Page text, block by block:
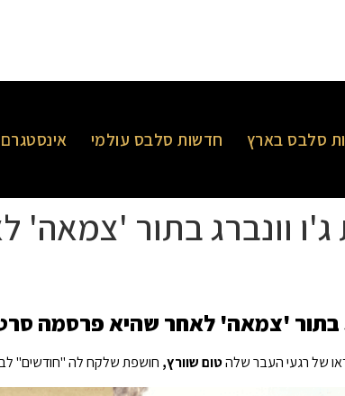
סלבס בארץ חדשות סלבס עולמי
וונברג בתור
בתור 'צמאה' לאחר שהיא פרסמה
של רגעי העבר שלהטום שוורץ, חושפת שלקח לה "חודשים"